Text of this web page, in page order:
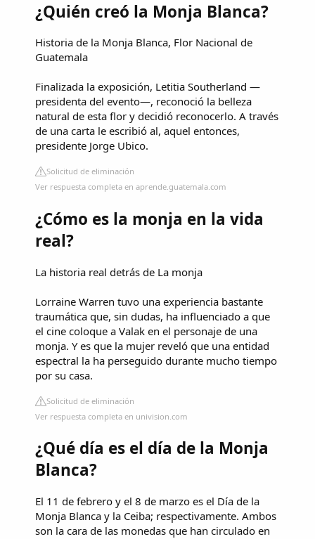
¿Quién creó la Monja Blanca?
Historia de la Monja Blanca, Flor Nacional de
Guatemala
Finalizada la exposición, Letitia Southerland —
presidenta del evento—, reconoció la belleza
natural de esta flor y decidió reconocerlo. A través
de una carta le escribió al, aquel entonces,
presidente Jorge Ubico.
Solicitud de eliminación
Ver respuesta completa en aprende.guatemala.com
¿Cómo es la monja en la vida
real?
La historia real detrás de La monja
Lorraine Warren tuvo una experiencia bastante
traumática que, sin dudas, ha influenciado a que
el cine coloque a Valak en el personaje de una
monja. Y es que la mujer reveló que una entidad
espectral la ha perseguido durante mucho tiempo
por su casa.
Solicitud de eliminación
Ver respuesta completa en univision.com
¿Qué día es el día de la Monja
Blanca?
El 11 de febrero y el 8 de marzo es el Día de la
Monja Blanca y la Ceiba; respectivamente. Ambos
son la cara de las monedas que han circulado en